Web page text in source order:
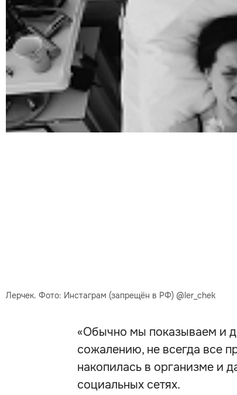
Лерчек. Фото: Инстаграм (запрещён в РФ) @ler_chek
«Обычно мы показываем и
сожалению, не всегда все
накопилась в организме и
социальных сетях.